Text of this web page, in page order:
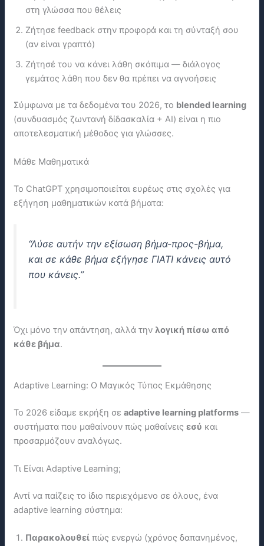
στη γλώσσα που θέλεις
Ζήτησε feedback στην προφορά και τη σύνταξή σου
(αν είναι γραπτό)
Ζήτησέ του να κάνει λάθη σκόπιμα — διάλογος
γεμάτος λάθη που δεν θα πρέπει να αγνοήσεις
Σύμφωνα με τα δεδομένα του 2026, το blended learning
(συνδυασμός ζωντανή δίδασκαλία + ΑΙ) είναι η πιο
αποτελεσματική μέθοδος για γλώσσες.
Μάθε Μαθηματικά
Το ChatGPT χρησιμοποιείται ευρέως στις σχολές για
εξήγηση μαθηματικών κατά βήματα:
“Λύσε αυτήν την εξίσωση βήμα-προς-βήμα,
και σε κάθε βήμα εξήγησε ΓΙΑΤΙ κάνεις αυτό
που κάνεις.”
Όχι μόνο την απάντηση, αλλά τηνλογική πίσω από
κάθε βήμα.
Adaptive Learning: Ο Μαγικός Τύπος Εκμάθησης
Το 2026 είδαμε εκρήξη σεadaptive learning platforms —
συστήματα που μαθαίνουν πώς μαθαίνειςεσύ και
προσαρμόζουν αναλόγως.
Τι Είναι Adaptive Learning;
Αντί να παίζεις το ίδιο περιεχόμενο σε όλους, ένα
adaptive learning σύστημα:
Παρακολουθεί πώς ενεργώ (χρόνος δαπανημένος,